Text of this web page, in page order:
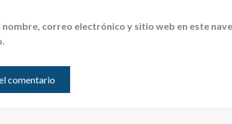
nombre, correo electrónico y sitio web en este